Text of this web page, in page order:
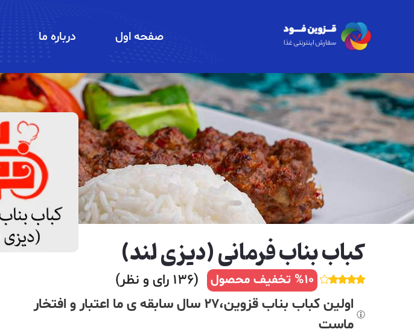
صفحه اول درباره ما
کباب بناب فرمانی (دیزی لند)
%10 تخفیف محصول (
136 رای و نظر)
اولین کباب بناب قزوین،27 سال سابقه ى ما اعتبار و افتخار
ماست